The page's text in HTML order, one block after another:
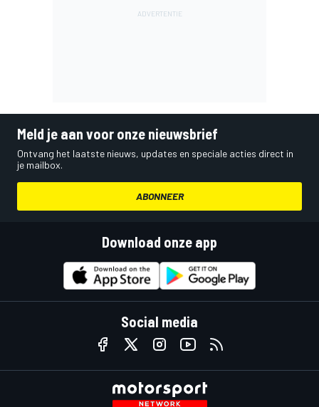
Meld je aan voor onze nieuwsbrief
Ontvang het laatste nieuws, updates en speciale acties direct in
je mailbox.
ABONNEER
Download onze app
Social media